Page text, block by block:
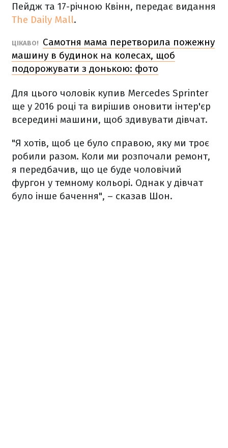
Пейдж та 17-річною Квінн, передає видання
The Daily Mall.
ЦІКАВО!
Самотня мама перетворила пожежну
машину в будинок на колесах, щоб
подорожувати з донькою: фото
Для цього чоловік купив Mercedes Sprinter
ще у 2016 році та вирішив оновити інтер'єр
всередині машини, щоб здивувати дівчат.
"Я хотів, щоб це було справою, яку ми троє
робили разом. Коли ми розпочали ремонт,
я передбачив, що це буде чоловічий
фургон у темному кольорі. Однак у дівчат
було інше бачення", – сказав Шон.